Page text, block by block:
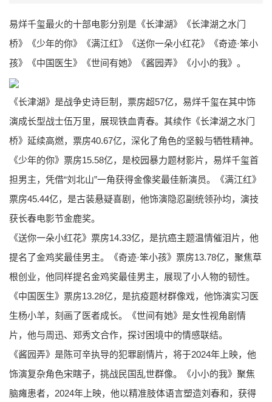
易烊千玺最火的十部电影分别是《长津湖》《长津湖之水门
桥》《少年的你》《满江红》《送你一朵小红花》《奇迹·笨小
孩》《中国医生》《世间有她》《酱园弄》《小小的我》。
《长津湖》是战争史诗巨制，票房超57亿，易烊千玺在其中饰
演成长型战士伍万里，展现铁血青春。其续作《长津湖之水门
桥》延续高燃，票房40.67亿，深化了角色的坚毅与牺牲精神。
《少年的你》票房15.58亿，是校园暴力题材影片，易烊千玺首
担男主，凭借“刘北山”一角获得金像奖最佳新演员。《满江红》
票房45.44亿，是古装悬疑喜剧，他饰演隐忍副统领孙均，演技
获长春电影节金鹿奖。
《送你一朵小红花》票房14.33亿，是抗癌主题温情催泪片，他
提名了金鸡奖最佳男主。《奇迹·笨小孩》票房13.78亿，聚焦草
根创业，他同样提名金鸡奖最佳男主，展现了小人物的韧性。
《中国医生》票房13.28亿，是抗疫题材群像戏，他饰演实习医
生杨小羊，刻画了医者成长。《世间有她》是女性视角剧情
片，他与周迅、郑秀文合作，探讨困境中的情感联结。
《酱园弄》是陈可辛执导的犯罪剧情片，将于2024年上映，他
饰演复杂角色宋瞎子，挑战民国乱世群像。《小小的我》聚焦
脑瘫患者，2024年上映，他以精准肢体语言塑造刘春和，获得